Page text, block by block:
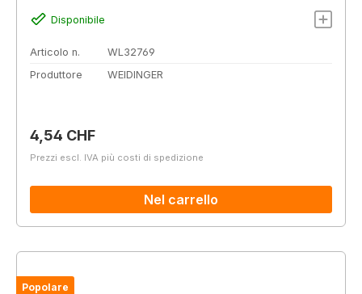
Disponibile
Articolo n.
WL32769
Produttore
WEIDINGER
Prezzo normale:
4,54 CHF
Prezzi escl. IVA più costi di spedizione
Nel carrello
Popolare